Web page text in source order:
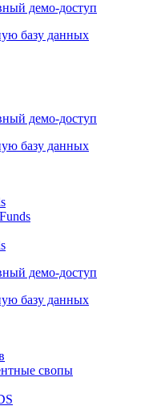
демо-доступ
базу данных
демо-доступ
базу данных
демо-доступ
базу данных
свопы